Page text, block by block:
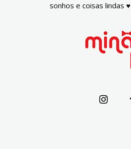
sonhos e coisas lindas ♥